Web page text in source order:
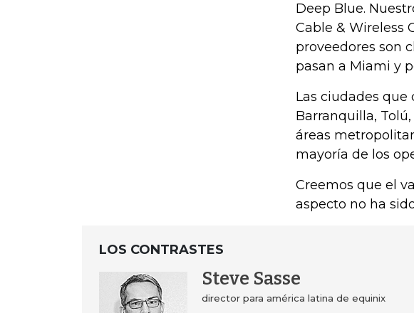
Deep Blue.
Cable & Wireless
proveedores son
pasan a Miami y
Las ciudades
Barranquilla,
áreas
mayoría de los
Creemos que el
aspecto no ha
LOS CONTRASTES
Steve Sasse
director para américa latina de equinix